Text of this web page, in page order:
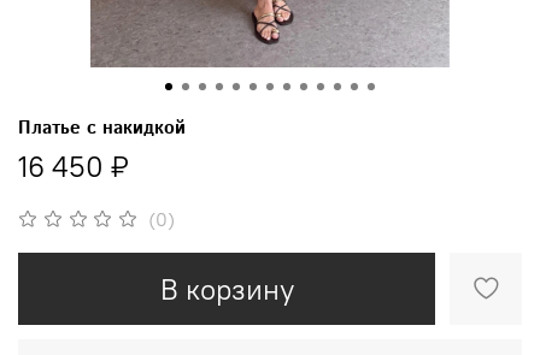
(0)
Платье с накидкой
16 450 ₽
В корзину